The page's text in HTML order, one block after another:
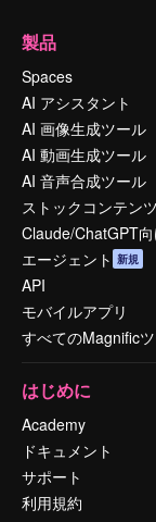
製品
Spaces
AI アシスタント
AI 画像生成ツール
AI 動画生成ツール
AI 音声合成ツール
ストックコンテンツ
Claude/ChatGPT
エージェント 新規
API
モバイルアプリ
すべてのMagnific
はじめに
Academy
ドキュメント
サポート
利用規約